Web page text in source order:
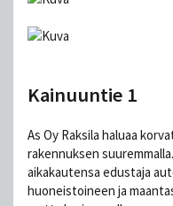
Kainuuntie 1
As Oy Raksila haluaa
rakennuksen
aikakautensa edustaja
huoneistoineen ja